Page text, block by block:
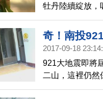
牡丹陸續綻放，
奇！南投
2017-09-18
921大地震即將
二山，這裡仍然
好像被磁力吸住